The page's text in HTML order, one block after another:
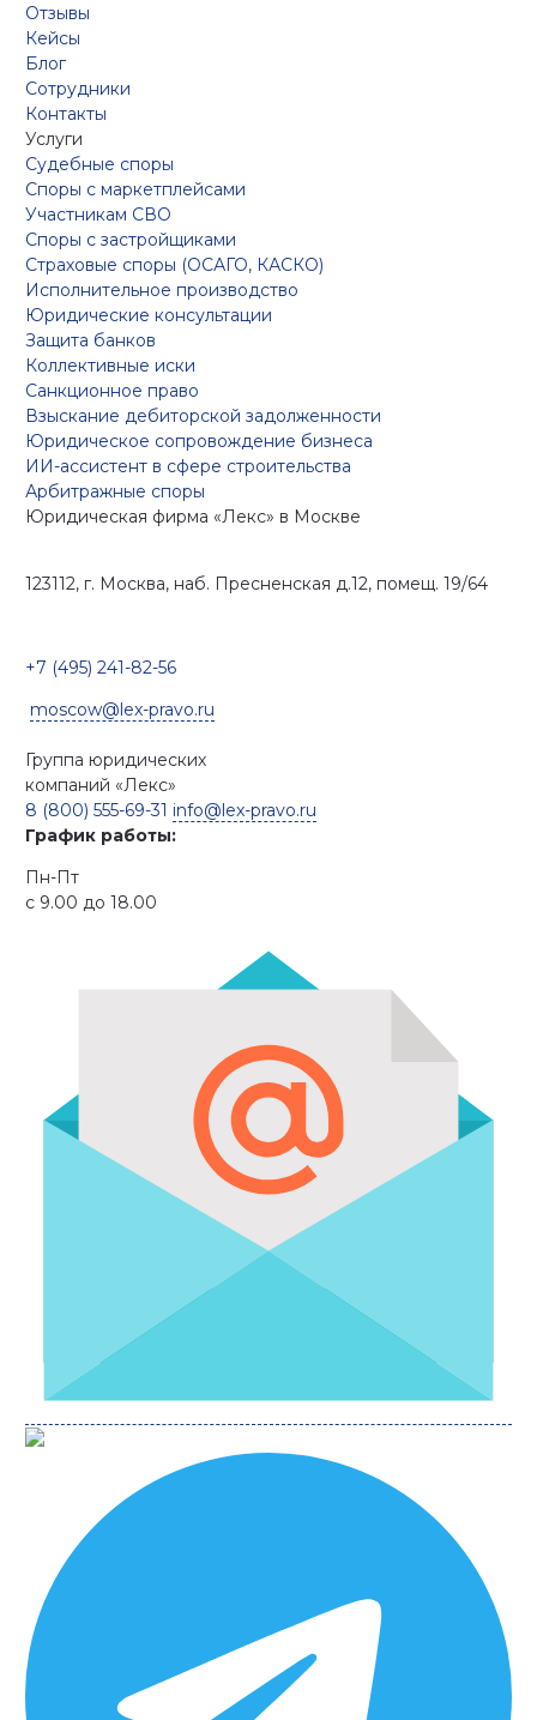
Отзывы
Кейсы
Блог
Сотрудники
Контакты
Услуги
Судебные споры
Споры с маркетплейсами
Участникам СВО
Споры с застройщиками
Страховые споры (ОСАГО, КАСКО)
Исполнительное производство
Юридические консультации
Защита банков
Коллективные иски
Санкционное право
Взыскание дебиторской задолженности
Юридическое сопровождение бизнеса
ИИ-ассистент в сфере строительства
Арбитражные споры
Юридическая фирма «Лекс» в Москве
123112, г. Москва, наб. Пресненская д.12, помещ. 19/64
+7 (495) 241-82-56
moscow@lex-pravo.ru
Группа юридических
компаний «Лекс»
8 (800) 555-69-31 info@lex-pravo.ru
График работы:
Пн-Пт
с 9.00 до 18.00